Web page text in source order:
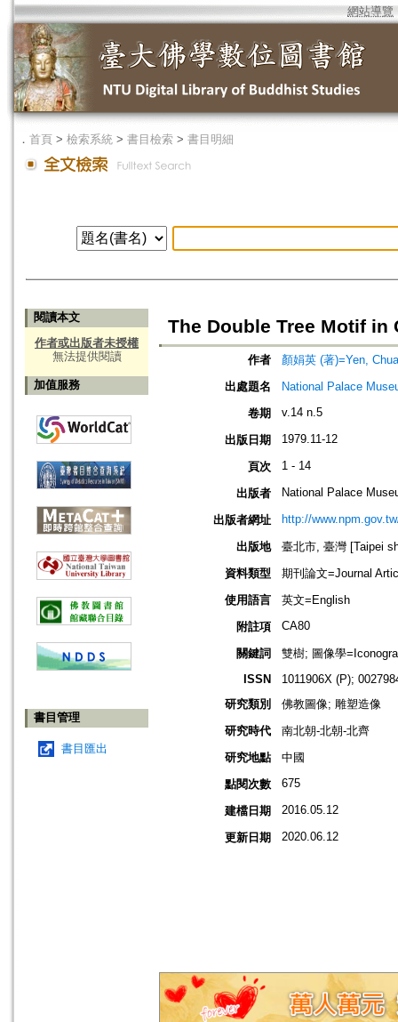
網站導覽
． 首頁 > 檢索系統 > 書目檢索 > 書目明細
閱讀本文
作者或出版者未授權
無法提供閱讀
加值服務
書目管理
書目匯出
The Double Tree Motif
作者
顏娟英 (著)=Yen,
出處題名
National Palace
卷期
v.14 n.5
出版日期 1979.11-12
頁次 1 - 14
出版者 National Palace
出版者網址 http://
出版地
臺北市, 臺灣 [Taipei
資料類型
期刊論文=Journal
使用語言
英文=English
附註項
CA80
關鍵詞
雙樹; 圖像學
ISSN
1011906X (P);
研究類別
佛教圖像; 雕塑造像
研究時代
南北朝-北朝-北齊
研究地點
中國
點閱次數
675
建檔日期 2016.05.12
更新日期 2020.06.12